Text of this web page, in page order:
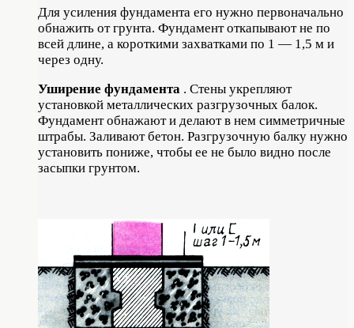
Для усиления фундамента его нужно первоначально
обнажить от грунта. Фун­дамент откапывают не по
всей длине, а короткими захватками по 1 — 1,5 м и
через одну.
Уширение фундамента . Стены укрепляют
установкой металлических разгрузочных балок.
Фундамент обнажа­ют и делают в нем симметричные
штрабы. Заливают бетон. Разгрузочную балку нужно
установить пониже, чтобы ее не было видно после
засыпки грунтом.